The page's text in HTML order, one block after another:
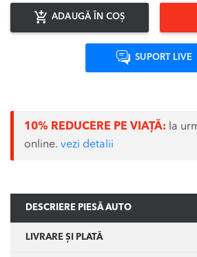
ADAUGĂ ÎN COȘ
SUPORT LIVE
10% REDUCERE PE VIAȚĂ: la
online. vezi detalii
DESCRIERE PIESĂ AUTO
LIVRARE ȘI PLATĂ